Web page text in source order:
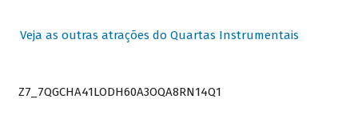
Veja as outras atrações do Quartas Instrumentais
Z7_7QGCHA41LODH60A3OQA8RN14Q1